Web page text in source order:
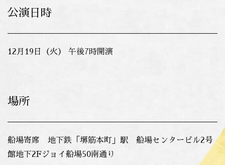
公演日時
12月19日（火） 午後7時開演
場所
船場寄席 地下鉄「堺筋本町」駅 船場センタービル2号
館地下2Fジョイ船場50南通り